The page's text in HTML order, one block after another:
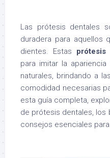
Las prótesis dentales
duradera para aquellos
dientes. Estas prótesis
para imitar la
naturales, brindando a
comodidad necesarias
esta guía completa,
de prótesis dentales,
consejos esenciales